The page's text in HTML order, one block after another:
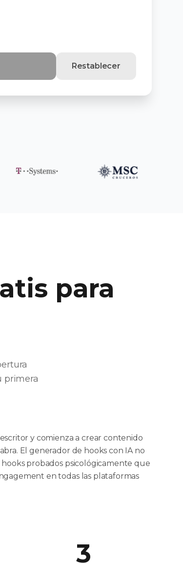
Restablecer
para
primera
y comienza a crear contenido
El generador de hooks con IA no
probados psicológicamente que
en todas las plataformas
3